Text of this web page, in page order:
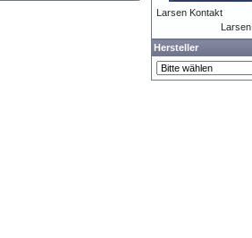
Larsen Kontakt
Larsen
Hersteller